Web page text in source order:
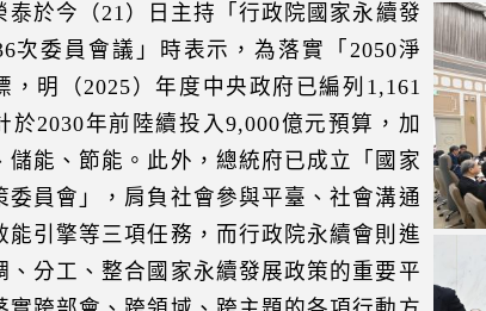
泰於今（21）日主持「行政院國家永續發
次委員會議」時表示，為落實「2050淨
，明（2025）年度中央政府已編列1,161
於2030年前陸續投入9,000億元預算，加
儲能、節能。此外，總統府已成立「國家
委員會」，肩負社會參與平臺、社會溝通
能引擎等三項任務，而行政院永續會則進
、分工、整合國家永續發展政策的重要平